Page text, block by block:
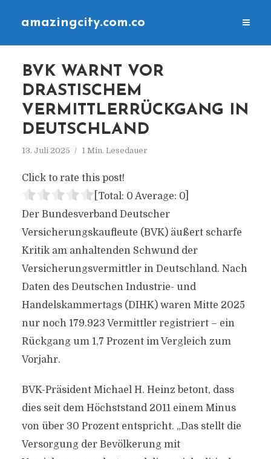
amazingcity.com.co
BVK WARNT VOR
DRASTISCHEM
VERMITTLERRÜCKGANG IN
DEUTSCHLAND
13. Juli 2025 1 Min. Lesedauer
Click to rate this post!
[Total: 0 Average: 0]
Der Bundesverband Deutscher
Versicherungskaufleute (BVK) äußert scharfe
Kritik am anhaltenden Schwund der
Versicherungsvermittler in Deutschland. Nach
Daten des Deutschen Industrie- und
Handelskammertags (DIHK) waren Mitte 2025
nur noch 179.923 Vermittler registriert – ein
Rückgang um 1,7 Prozent im Vergleich zum
Vorjahr.
BVK-Präsident Michael H. Heinz betont, dass
dies seit dem Höchststand 2011 einem Minus
von über 30 Prozent entspricht. „Das stellt die
Versorgung der Bevölkerung mit